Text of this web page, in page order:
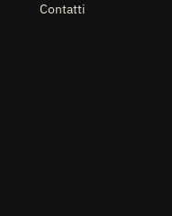
Contatti